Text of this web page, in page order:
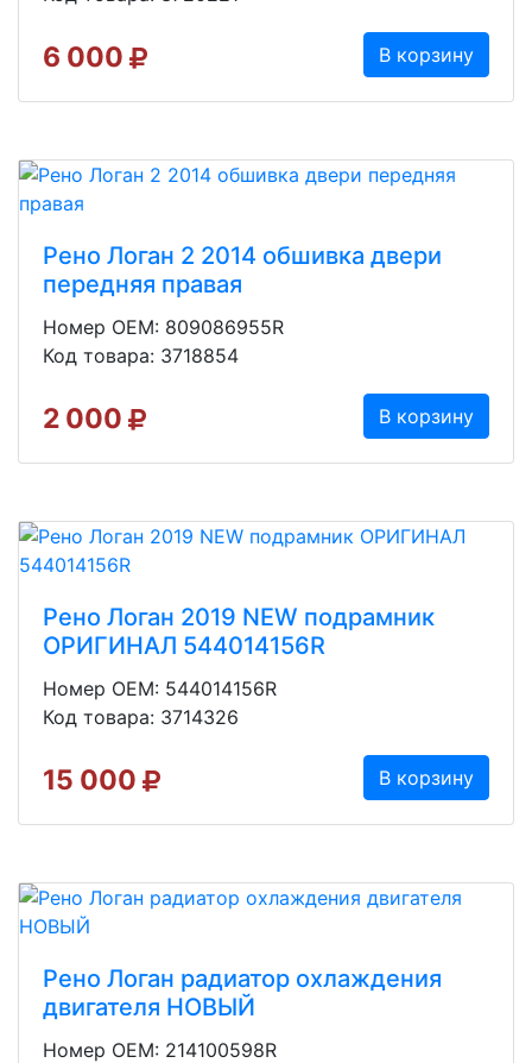
6 000 В корзину
Рено Логан 2 2014 обшивка двери
передняя правая
Номер OEM: 809086955R
Код товара: 3718854
2 000 В корзину
Рено Логан 2019 NEW подрамник
ОРИГИНАЛ 544014156R
Номер OEM: 544014156R
Код товара: 3714326
15 000 В корзину
Рено Логан радиатор охлаждения
двигателя НОВЫЙ
Номер OEM: 214100598R